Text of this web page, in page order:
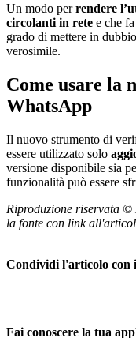
Un modo perrendere
circolanti in rete e che
grado di mettere in
verosimile.
Come usare la
WhatsApp
Il nuovo strumento di
essere utilizzato solo
versione disponibile sia
funzionalità può essere
Riproduzione riservata ©
la fonte con link
Condividi l'articolo con
Fai conoscere la tua